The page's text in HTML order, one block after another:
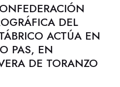
DEL
ACTÚA EN
PAS, EN
DE TORANZO